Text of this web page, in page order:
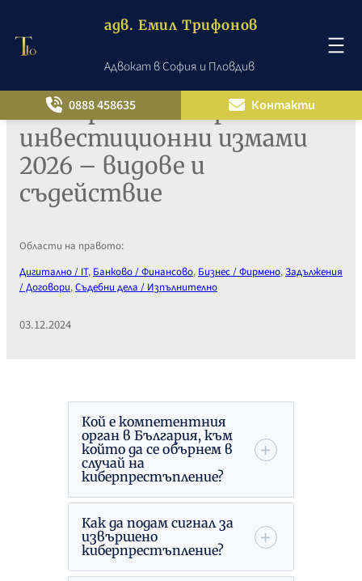
съдържанието
адв. Емил Трифонов
Адвокат в София и Пловдив
0888 458635 Контакти
Интернет кибер
инвестиционни измами
2026 – видове и
съдействие
Области на правото:
Дигитално / IT, Банково / Финансово, Бизнес / Фирмено, Задължения
/ Договори, Съдебни дела / Изпълнително
03.12.2024
Кой е компетентния
орган в България, към
който да се обърнем в
случай на
киберпрестъпление?
Как да подам сигнал за
извършено
киберпрестъпление?